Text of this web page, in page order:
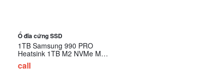
Ổ đĩa cứng SSD
1TB Samsung 990 PRO
Heatsink 1TB M2 NVMe MZ-
V9P1T0CW
call